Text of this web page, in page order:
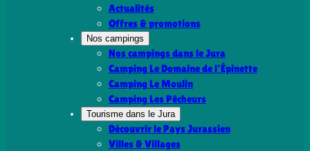
Actualités
Offres & promotions
Nos campings
Nos campings dans le Jura
Camping Le Domaine de l’Épinette
Camping Le Moulin
Camping Les Pêcheurs
Tourisme dans le Jura
Découvrir le Pays Jurassien
Villes & Villages